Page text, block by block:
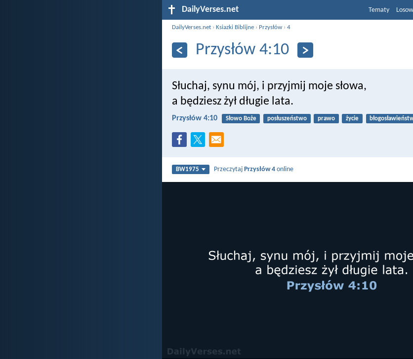
DailyVerses.net Tematy
DailyVerses.net ›Ksiazki Biblijne › Przysłów ›4
Przysłów 4:10
Słuchaj, synu mój, i przyjmij moje słowa,
a będziesz żył długie lata.
Przysłów 4:10 Słowo Boże posłuszeństwo prawo życie
BW1975 PrzeczytajPrzysłów 4 online